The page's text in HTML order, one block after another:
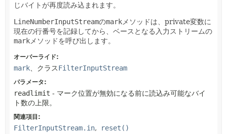
じバイトが再度読み込まれます。
LineNumberInputStreamのmark メソッドは、private変数に
現在の行番号を記録してから、ベースとなる入力ストリームの
mark メソッドを呼び出します。
オーバーライド:
mark 、クラスFilterInputStream
パラメータ:
readlimit - マーク位置が無効になる前に読込み可能なバイ
ト数の上限。
関連項目:
FilterInputStream.in reset()